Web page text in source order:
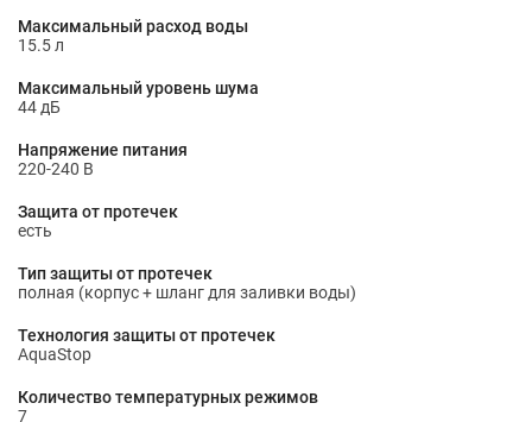
Максимальный расход воды
15.5 л
Максимальный уровень шума
44 дБ
Напряжение питания
220-240 В
Защита от протечек
есть
Тип защиты от протечек
полная (корпус + шланг для заливки воды)
Технология защиты от протечек
AquaStop
Количество температурных режимов
7